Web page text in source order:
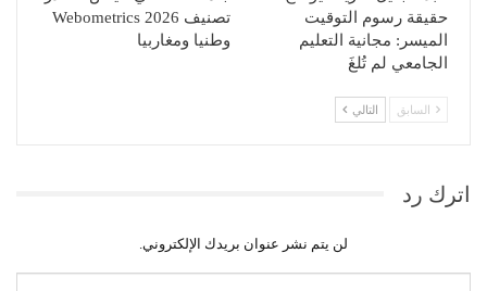
حقيقة رسوم التوقيت
الميسر: مجانية التعليم
الجامعي لم تُلغَ
تصنيف Webometrics 2026
وطنيا ومغاربيا
السابق التالي
اترك رد
لن يتم نشر عنوان بريدك الإلكتروني.